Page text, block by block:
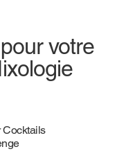
votre
Cocktails